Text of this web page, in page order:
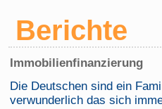
Berichte
Immobilienfinanzierung
Die Deutschen sind ein
verwunderlich das sich